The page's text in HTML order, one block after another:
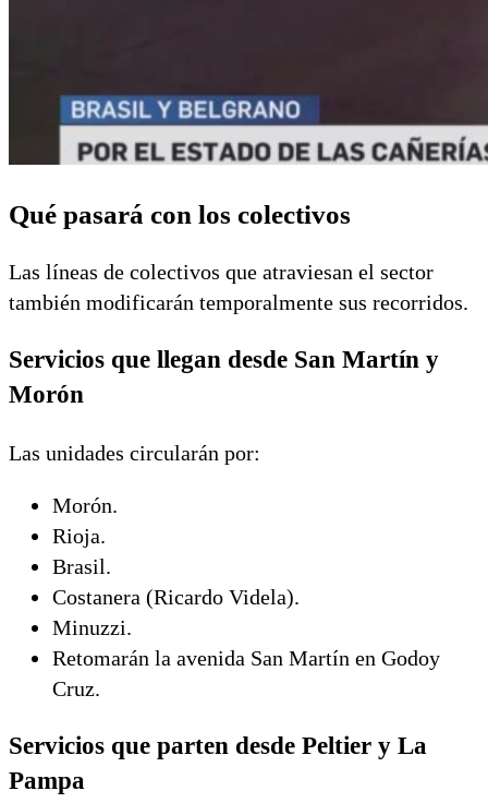
Qué pasará con los colectivos
Las líneas de colectivos que atraviesan el sector
también modificarán temporalmente sus recorridos.
Servicios que llegan desde San Martín y
Morón
Las unidades circularán por:
Morón.
Rioja.
Brasil.
Costanera (Ricardo Videla).
Minuzzi.
Retomarán la avenida San Martín en Godoy
Cruz.
Servicios que parten desde Peltier y La
Pampa